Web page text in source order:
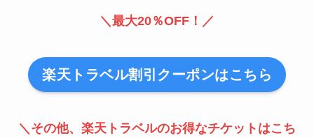
＼最大20％OFF！／
楽天トラベル割引クーポンはこちら
＼その他、楽天トラベルのお得なチケットはこち